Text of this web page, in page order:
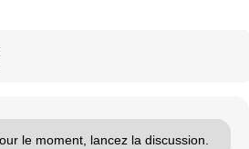
le moment, lancez la discussion.